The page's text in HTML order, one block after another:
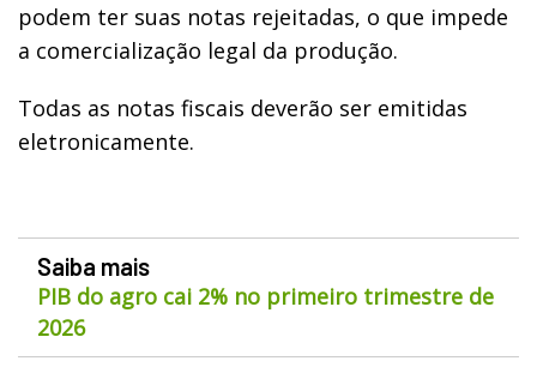
podem ter suas notas rejeitadas, o que impede
a comercialização legal da produção.
Todas as notas fiscais deverão ser emitidas
eletronicamente.
Saiba mais
PIB do agro cai 2% no primeiro trimestre de
2026